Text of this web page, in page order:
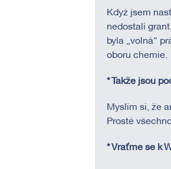
Když jsem
nedostali
byla „volná“
oboru chemie.
* Takže jsou
Myslím si, že
Prostě
* Vraťme se k